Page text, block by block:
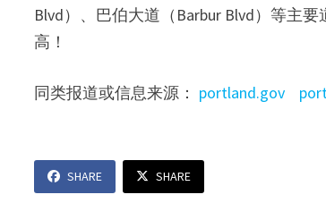
Blvd）、巴伯大道（Barbur Blvd）等主
高！
同类报道或信息来源： portland.gov
SHARE SHARE